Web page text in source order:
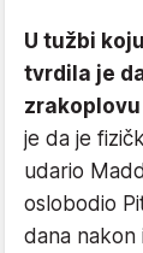
U tužbi
tvrdila je
je da je
udario
oslobodio
dana nakon